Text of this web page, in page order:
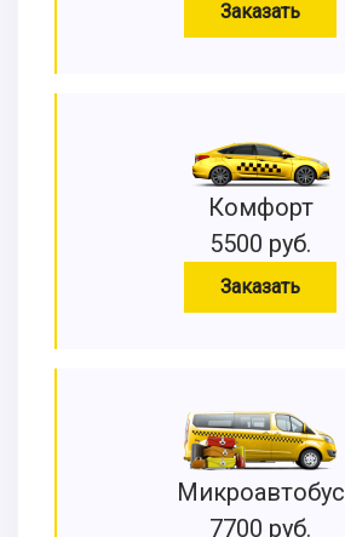
Заказать
Комфорт
5500 руб.
Заказать
Микроавтобус
7700 руб.